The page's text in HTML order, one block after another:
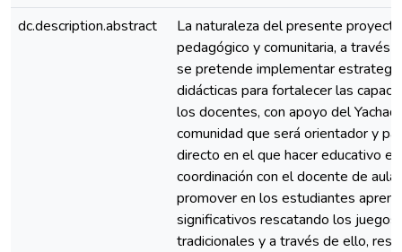
dc.description.abstract
La naturaleza del presente
pedagógico y comunitaria, a través
se pretende implementar estrategia
didácticas para fortalecer las
los docentes, con apoyo del Yachaq
comunidad que será orientador y
directo en el que hacer educativo en
coordinación con el docente de aula
promover en los estudiantes
significativos rescatando los juegos
tradicionales y a través de ello,